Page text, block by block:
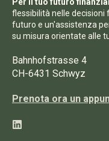
flessibilità nelle decisioni
futuro e un'assistenza
su misura orientate alle
Bahnhofstrasse 4
CH-6431 Schwyz
Prenota ora un